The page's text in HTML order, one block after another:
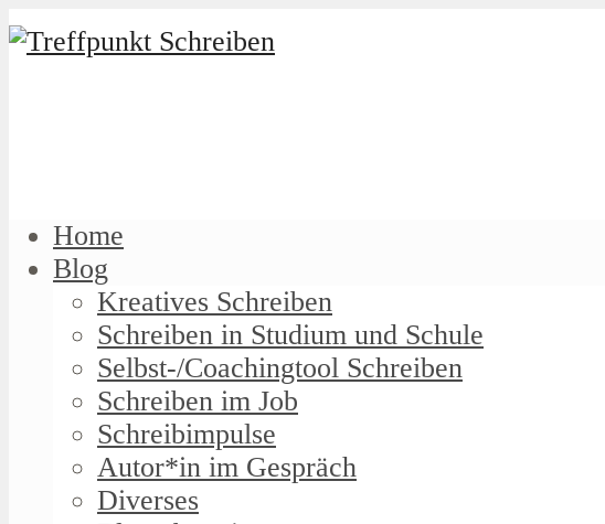
Home
Blog
Kreatives Schreiben
Schreiben in Studium und Schule
Selbst-/Coachingtool Schreiben
Schreiben im Job
Schreibimpulse
Autor*in im Gespräch
Diverses